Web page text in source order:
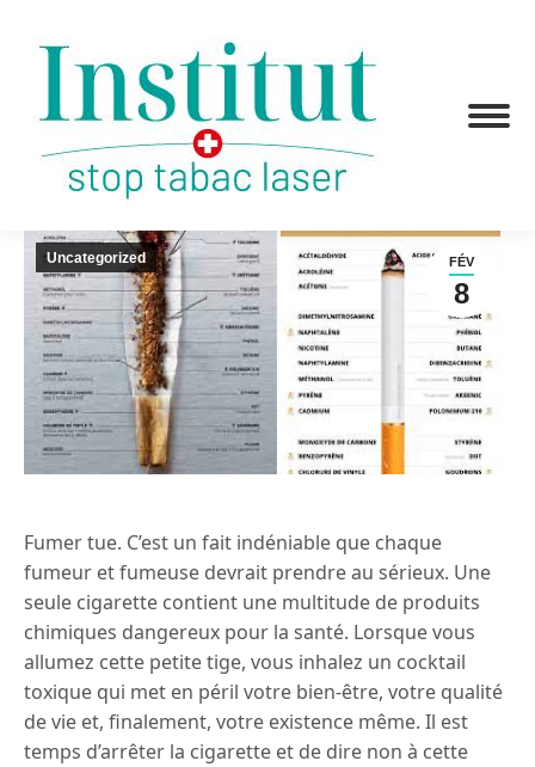
FÉV
8
Uncategorized
Fumer tue. C’est un fait indéniable que chaque
fumeur et fumeuse devrait prendre au sérieux. Une
seule cigarette contient une multitude de produits
chimiques dangereux pour la santé. Lorsque vous
allumez cette petite tige, vous inhalez un cocktail
toxique qui met en péril votre bien-être, votre qualité
de vie et, finalement, votre existence même. Il est
temps d’arrêter la cigarette et de dire non à cette